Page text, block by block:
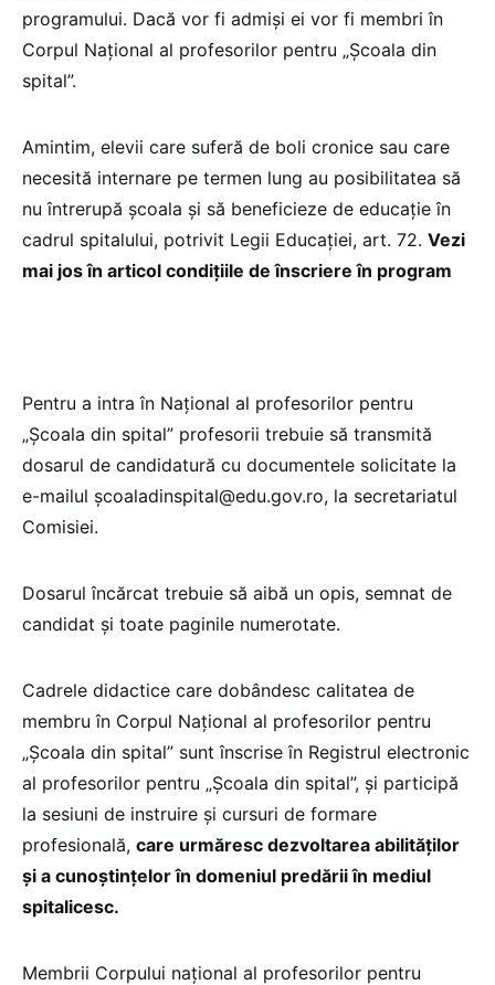
programului. Dacă vor fi admiși ei vor fi membri în
Corpul Naţional al profesorilor pentru „Şcoala din
spital”.
Amintim, elevii care suferă de boli cronice sau care
necesită internare pe termen lung au posibilitatea să
nu întrerupă școala și să beneficieze de educație în
cadrul spitalului, potrivit Legii Educației, art. 72. Vezi
mai jos în articol condițiile de înscriere în program
Pentru a intra în Naţional al profesorilor pentru
„Şcoala din spital” profesorii trebuie să transmită
dosarul de candidatură cu documentele solicitate la
e-mailul școaladinspital@edu.gov.ro, la secretariatul
Comisiei.
Dosarul încărcat trebuie să aibă un opis, semnat de
candidat și toate paginile numerotate.
Cadrele didactice care dobândesc calitatea de
membru în Corpul Național al profesorilor pentru
„Şcoala din spital” sunt înscrise în Registrul electronic
al profesorilor pentru „Şcoala din spital”, și participă
la sesiuni de instruire și cursuri de formare
profesională, care urmăresc dezvoltarea abilităţilor
și a cunoştinţelor în domeniul predării în mediul
spitalicesc.
Membrii Corpului naţional al profesorilor pentru